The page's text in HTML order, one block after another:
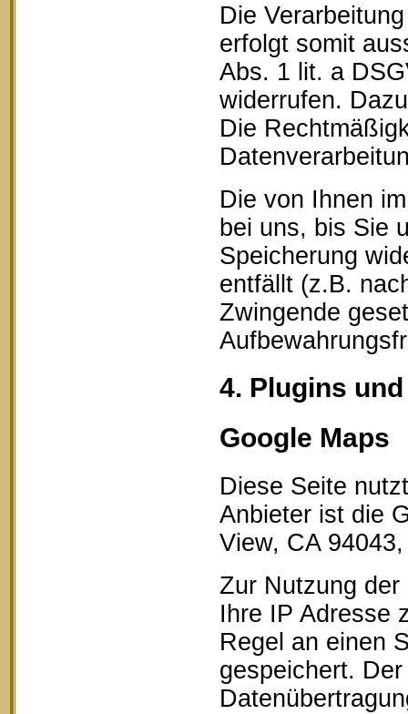
Die
erfolgt somit
Abs. 1 lit. a
widerrufen.
Die
Die von Ihnen
bei uns, bis Sie
Speicherung
entfällt (z.B.
Zwingende
4. Plugins
Google Maps
Diese Seite
Anbieter ist die
View, CA
Zur Nutzung
Ihre IP Adresse
Regel an einen
gespeichert.